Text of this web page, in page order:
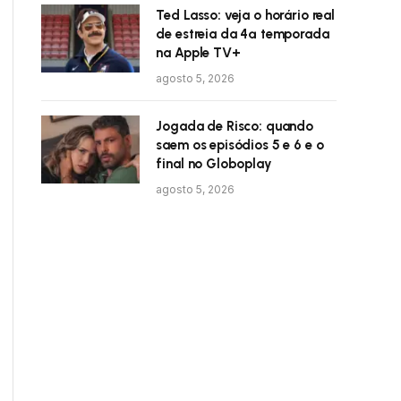
Ted Lasso: veja o horário real
de estreia da 4ª temporada
na Apple TV+
agosto 5, 2026
Jogada de Risco: quando
saem os episódios 5 e 6 e o
final no Globoplay
agosto 5, 2026